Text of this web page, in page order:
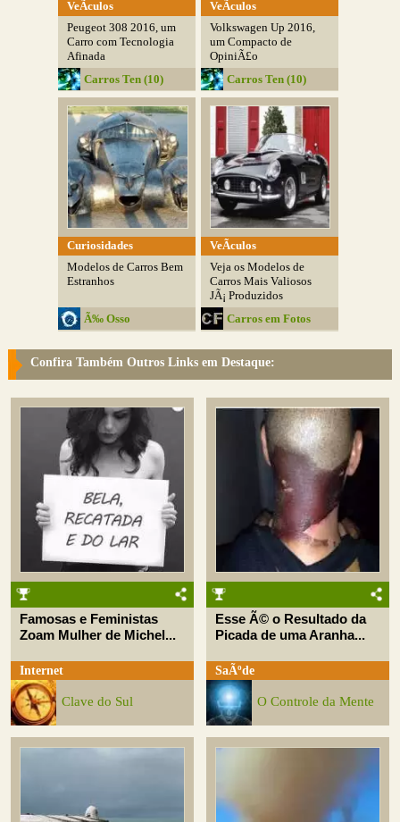
VeÃ­culos
Peugeot 308 2016, um
Carro com Tecnologia
Afinada
Carros Ten (10)
VeÃ­culos
Volkswagen Up 2016,
um Compacto de
OpiniÃ£o
Carros Ten (10)
Curiosidades
Modelos de Carros Bem
Estranhos
Ã‰ Osso
VeÃ­culos
Veja os Modelos de
Carros Mais Valiosos
JÃ¡ Produzidos
Carros em Fotos
Confira Também Outros Links em Destaque:
Famosas e Feministas
Zoam Mulher de Michel...
Internet
Clave do Sul
Esse Ã© o Resultado da
Picada de uma Aranha...
SaÃºde
O Controle da Mente